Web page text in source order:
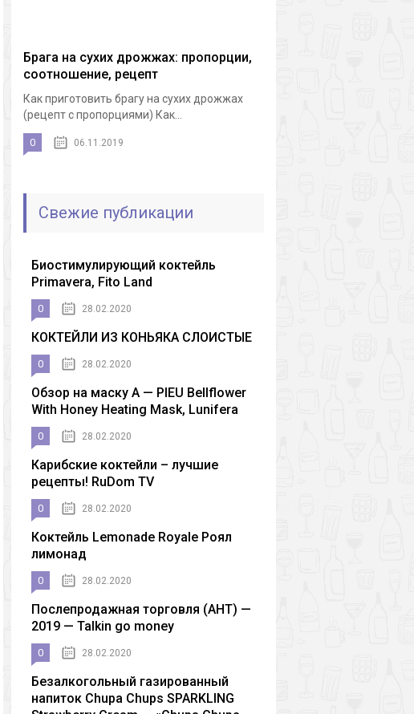
Брага на сухих дрожжах: пропорции,
соотношение, рецепт
Как приготовить брагу на сухих дрожжах
(рецепт с пропорциями) Как...
0 06.11.2019
Свежие публикации
Биостимулирующий коктейль
Primavera, Fito Land
0 28.02.2020
КОКТЕЙЛИ ИЗ КОНЬЯКА СЛОИСТЫЕ
0 28.02.2020
Обзор на маску A — PIEU Bellflower
With Honey Heating Mask, Lunifera
0 28.02.2020
Карибские коктейли – лучшие
рецепты! RuDom TV
0 28.02.2020
Коктейль Lemonade Royale Роял
лимонад
0 28.02.2020
Послепродажная торговля (AHT) —
2019 — Talkin go money
0 28.02.2020
Безалкогольный газированный
напиток Chupa Chups SPARKLING